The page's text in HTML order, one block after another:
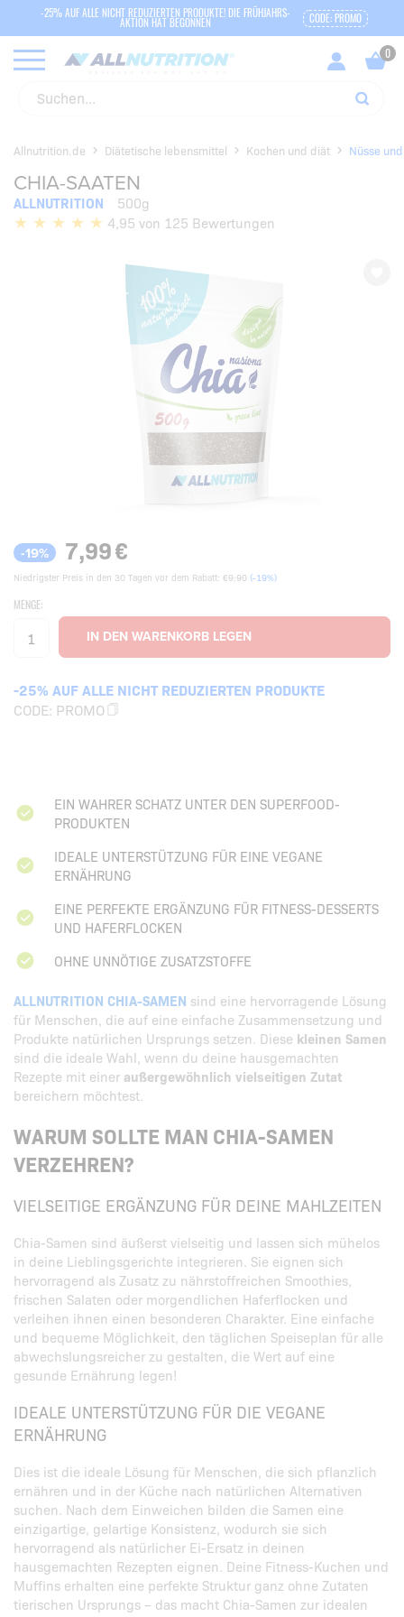
-25% AUF ALLE NICHT REDUZIERTEN PRODUKTE! DIE FRÜHJAHRS-
AKTION HAT BEGONNEN CODE: PROMO
Allnutrition.de Diätetische lebensmittel Kochen und diät Nüsse
CHIA-SAATEN
ALLNUTRITION
500g
4,95 von 125 Bewertungen
-19% 7,99€
Niedrigster Preis in den 30 Tagen vor dem Rabatt: €9,90 (-19%)
MENGE:
-25% AUF ALLE NICHT REDUZIERTEN PRODUKTE
CODE: PROMO
EIN WAHRER SCHATZ UNTER DEN SUPERFOOD-
PRODUKTEN
IDEALE UNTERSTÜTZUNG FÜR EINE VEGANE
ERNÄHRUNG
EINE PERFEKTE ERGÄNZUNG FÜR FITNESS-DESSERTS
UND HAFERFLOCKEN
OHNE UNNÖTIGE ZUSATZSTOFFE
ALLNUTRITION CHIA-SAMEN sind eine hervorragende Lösung
für Menschen, die auf eine einfache Zusammensetzung und
Produkte natürlichen Ursprungs setzen. Diese kleinen Samen
sind die ideale Wahl, wenn du deine hausgemachten
Rezepte mit einer außergewöhnlich vielseitigen Zutat
bereichern möchtest.
WARUM SOLLTE MAN CHIA-SAMEN
VERZEHREN?
VIELSEITIGE ERGÄNZUNG FÜR DEINE MAHLZEITEN
Chia-Samen sind äußerst vielseitig und lassen sich mühelos
in deine Lieblingsgerichte integrieren. Sie eignen sich
hervorragend als Zusatz zu nährstoffreichen Smoothies,
frischen Salaten oder morgendlichen Haferflocken und
verleihen ihnen einen besonderen Charakter. Eine einfache
und bequeme Möglichkeit, den täglichen Speiseplan für alle
abwechslungsreicher zu gestalten, die Wert auf eine
gesunde Ernährung legen!
IDEALE UNTERSTÜTZUNG FÜR DIE VEGANE
ERNÄHRUNG
Dies ist die ideale Lösung für Menschen, die sich pflanzlich
ernähren und in der Küche nach natürlichen Alternativen
suchen. Nach dem Einweichen bilden die Samen eine
einzigartige, gelartige Konsistenz, wodurch sie sich
hervorragend als natürlicher Ei-Ersatz in deinen
hausgemachten Rezepten eignen. Deine Fitness-Kuchen und
Muffins erhalten eine perfekte Struktur ganz ohne Zutaten
tierischen Ursprungs – das macht Chia-Samen zur idealen